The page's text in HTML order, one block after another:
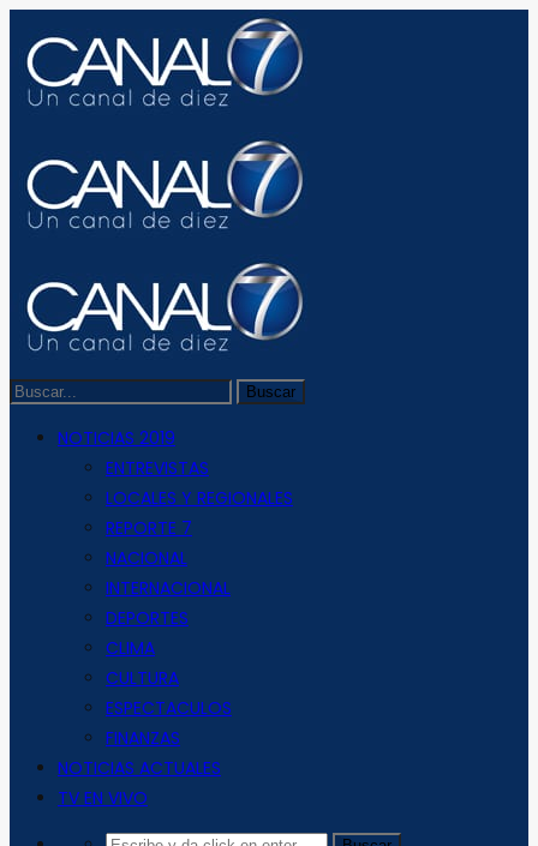
NOTICIAS 2019
ENTREVISTAS
LOCALES Y REGIONALES
REPORTE 7
NACIONAL
INTERNACIONAL
DEPORTES
CLIMA
CULTURA
ESPECTACULOS
FINANZAS
NOTICIAS ACTUALES
TV EN VIVO